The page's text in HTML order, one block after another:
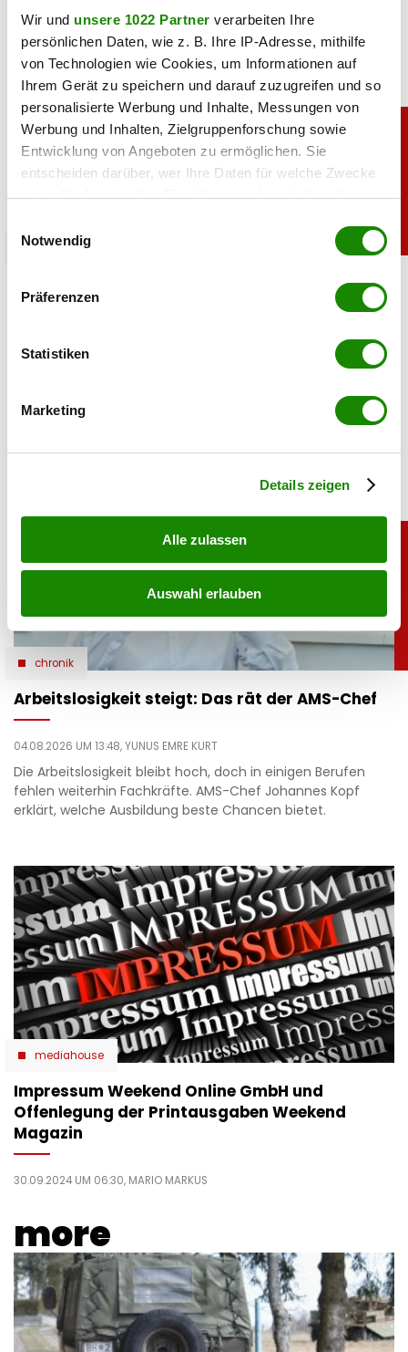
Wir und unsere 1022 Partner verarbeiten Ihre
persönlichen Daten, wie z. B. Ihre IP-Adresse, mithilfe
von Technologien wie Cookies, um Informationen auf
Ihrem Gerät zu speichern und darauf zuzugreifen und so
personalisierte Werbung und Inhalte, Messungen von
Werbung und Inhalten, Zielgruppenforschung sowie
Entwicklung von Angeboten zu ermöglichen. Sie
entscheiden darüber, wer Ihre Daten für welche Zwecke
nutzt. Sie können Ihre Einwilligung jederzeit über die
Trigger Symbol ändern oder widerrufen
Informationen über Ihre geografische Lage
können
bestimmten Merkmalen (Fingerprinting) identifizieren
Erfahren Sie mehr darüber, wie Ihre persönlichen Daten
Notwendig
Präferenzen
Statistiken
Marketing
Details zeigen
Alle zulassen
Auswahl erlauben
chronik
Ludomirska ist pleite
08.07.2026 UM 16:30,
Standorte wurden geschlossen. Das steckt hinter dem
Konkurs von Roland Ludomirska.
chronik
Arbeitslosigkeit steigt: Das rät der AMS-Chef
04.08.2026 UM 13:48,YUNUS EMRE KURT
Die Arbeitslosigkeit bleibt hoch, doch in einigen Berufen
fehlen weiterhin Fachkräfte. AMS-Chef Johannes Kopf
erklärt, welche Ausbildung beste Chancen bietet.
mediahouse
Impressum Weekend Online GmbH und
Offenlegung der Printausgaben Weekend
Magazin
30.09.2024 UM 06:30, MARIO MARKUS
more